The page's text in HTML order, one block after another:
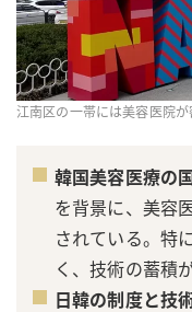
江南区の一帯には美容医院が
韓国美容医療の
を背景に、美容
されている。特
く、技術の蓄積
日韓の制度と技